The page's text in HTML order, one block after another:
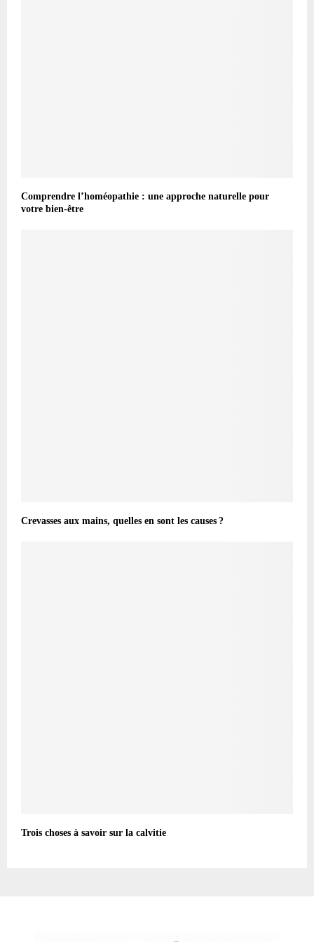
Comprendre l’homéopathie : une approche naturelle pour
votre bien-être
Crevasses aux mains, quelles en sont les causes ?
Trois choses à savoir sur la calvitie